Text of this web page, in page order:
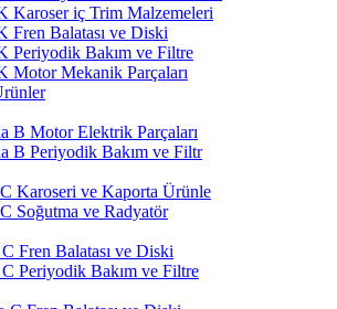
Karoser iç Trim Malzemeleri
Fren Balatası ve Diski
Periyodik Bakım ve Filtre
Motor Mekanik Parçaları
B Motor Elektrik Parçaları
B Periyodik Bakım ve Filtr
Karoseri ve Kaporta Ürünle
Soğutma ve Radyatör
Fren Balatası ve Diski
Periyodik Bakım ve Filtre